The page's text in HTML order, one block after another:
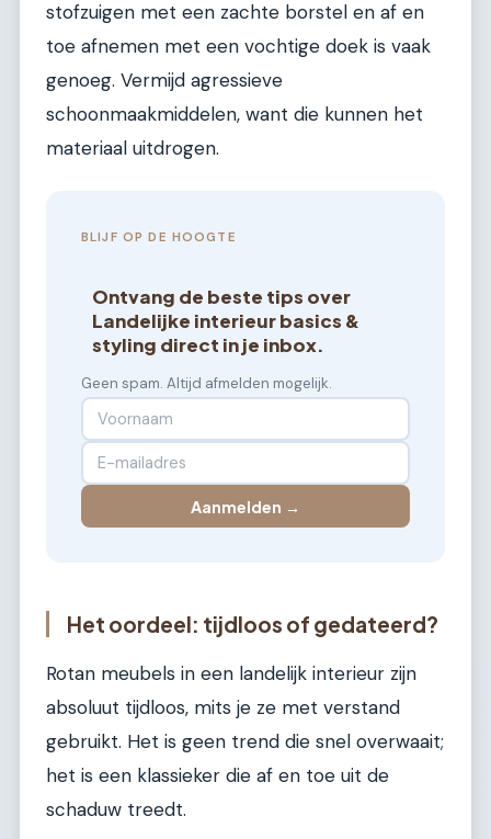
stofzuigen met een zachte borstel en af en
toe afnemen met een vochtige doek is vaak
genoeg. Vermijd agressieve
schoonmaakmiddelen, want die kunnen het
materiaal uitdrogen.
BLIJF OP DE HOOGTE
Ontvang de beste tips over
Landelijke interieur basics &
styling direct in je inbox.
Geen spam. Altijd afmelden mogelijk.
Aanmelden →
Het oordeel: tijdloos of gedateerd?
Rotan meubels in een landelijk interieur zijn
absoluut tijdloos, mits je ze met verstand
gebruikt. Het is geen trend die snel overwaait;
het is een klassieker die af en toe uit de
schaduw treedt.